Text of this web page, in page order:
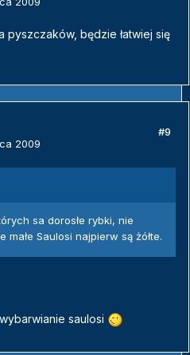
pyszczaków, będzie łatwiej się
2009
#9
sa dorosłe rybki, nie
małe Saulosi najpierw są żółte.
saulosi